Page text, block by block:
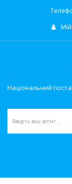
Національний